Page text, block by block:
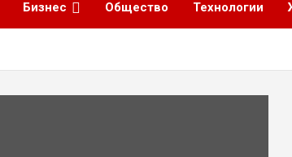
Бизнес Общество Технологии